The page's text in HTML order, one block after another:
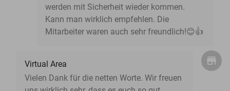
werden mit Sicherheit wieder kommen.
Kann man wirklich empfehlen. Die
Mitarbeiter waren auch sehr freundlich!😊👍
Virtual Area
Vielen Dank für die netten Worte. Wir freuen